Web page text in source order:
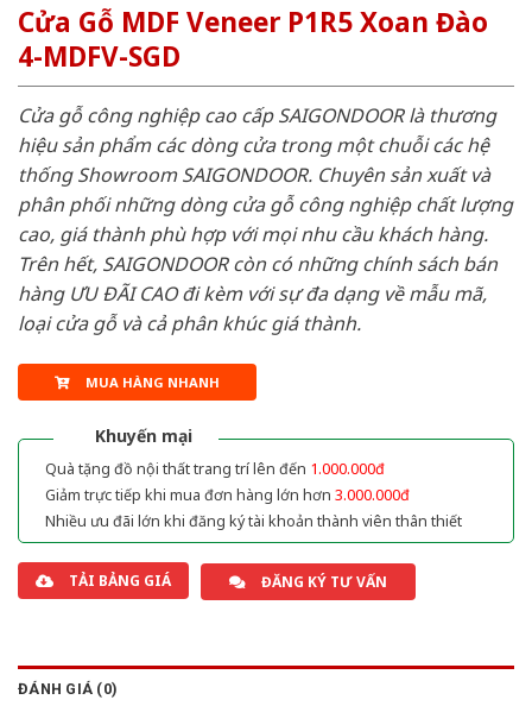
Cửa Gỗ MDF Veneer P1R5 Xoan Đào
4-MDFV-SGD
Cửa gỗ công nghiệp cao cấp SAIGONDOOR là thương
hiệu sản phẩm các dòng cửa trong một chuỗi các hệ
thống Showroom SAIGONDOOR. Chuyên sản xuất và
phân phối những dòng cửa gỗ công nghiệp chất lượng
cao, giá thành phù hợp với mọi nhu cầu khách hàng.
Trên hết, SAIGONDOOR còn có những chính sách bán
hàng ƯU ĐÃI CAO đi kèm với sự đa dạng về mẫu mã,
loại cửa gỗ và cả phân khúc giá thành.
MUA HÀNG NHANH
Khuyến mại
Quà tặng đồ nội thất trang trí lên đến 1.000.000đ
Giảm trực tiếp khi mua đơn hàng lớn hơn 3.000.000đ
Nhiều ưu đãi lớn khi đăng ký tài khoản thành viên thân thiết
TẢI BẢNG GIÁ ĐĂNG KÝ TƯ VẤN
ĐÁNH GIÁ (0)